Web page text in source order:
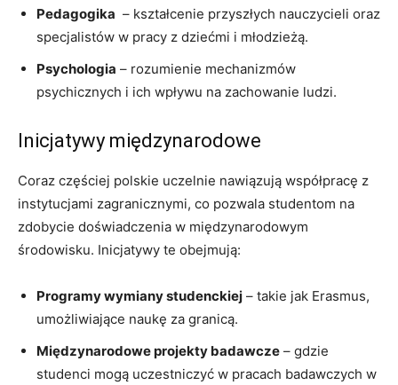
Pedagogika ⁤ – ⁣kształcenie przyszłych nauczycieli ⁤oraz
specjalistów w pracy⁤ z dziećmi i młodzieżą.
Psychologia – rozumienie mechanizmów
psychicznych i ich ⁣wpływu na zachowanie ludzi.
Inicjatywy międzynarodowe
Coraz częściej ‍polskie‍ uczelnie nawiązują współpracę z
⁣instytucjami zagranicznymi, co ⁢pozwala studentom na
zdobycie doświadczenia w międzynarodowym
środowisku. Inicjatywy‍ te obejmują:
Programy wymiany studenckiej – takie ‌jak ⁢Erasmus,
umożliwiające⁢ naukę⁢ za granicą.
Międzynarodowe projekty badawcze – gdzie
studenci mogą uczestniczyć w pracach badawczych‍ w